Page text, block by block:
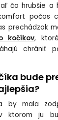
čo hrubšie a
počas
prechádzok
kočíkov,
chrániť
bude
by mala
ktorom ju